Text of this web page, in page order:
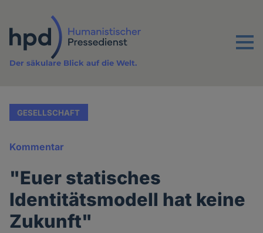
Inhalt
Menu
Der säkulare Blick auf die Welt.
GESELLSCHAFT
Kommentar
"Euer statisches
Identitätsmodell hat keine
Zukunft"